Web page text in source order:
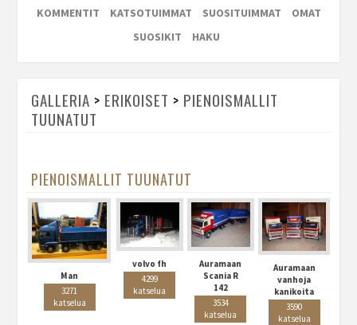
KOMMENTIT
KATSOTUIMMAT SUOSITUIMMAT
OMAT
SUOSIKIT
HAKU
GALLERIA > ERIKOISET > PIENOISMALLIT
TUUNATUT
PIENOISMALLIT TUUNATUT
Man
3271
katselua
volvo fh
4299
katselua
Auramaan
Scania R
142
3534
katselua
Auramaan
vanhoja
kanikoita
3590
katselua